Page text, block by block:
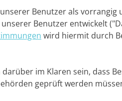
Benutzer als
Benutzer entwickelt
wird hiermit durch
im Klaren sein, dass
geprüft werden